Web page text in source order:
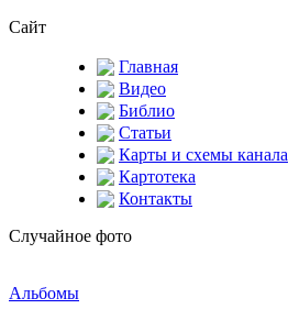
Сайт
Главная
Видео
Библио
Статьи
Карты и схемы канала
Картотека
Контакты
Случайное фото
Альбомы